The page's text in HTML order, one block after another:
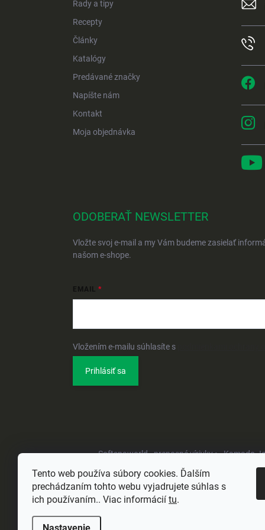
Tento web používa súbory cookies. Ďalším
prechádzaním tohto webu vyjadrujete súhlas s
ich používaním.. Viac informácií tu.
Rady a tipy
Recepty
Články
Katalógy
Predávané značky
Napíšte nám
Kontakt
Moja objednávka
ODOBERAŤ NEWSLETTER
Vložte svoj e-mail a my Vám budeme zasielať
našom e-shope.
EMAIL
Vložením e-mailu súhlasíte s
Prihlásiť sa
Softspaworld - prenosné vírivky • Kamado